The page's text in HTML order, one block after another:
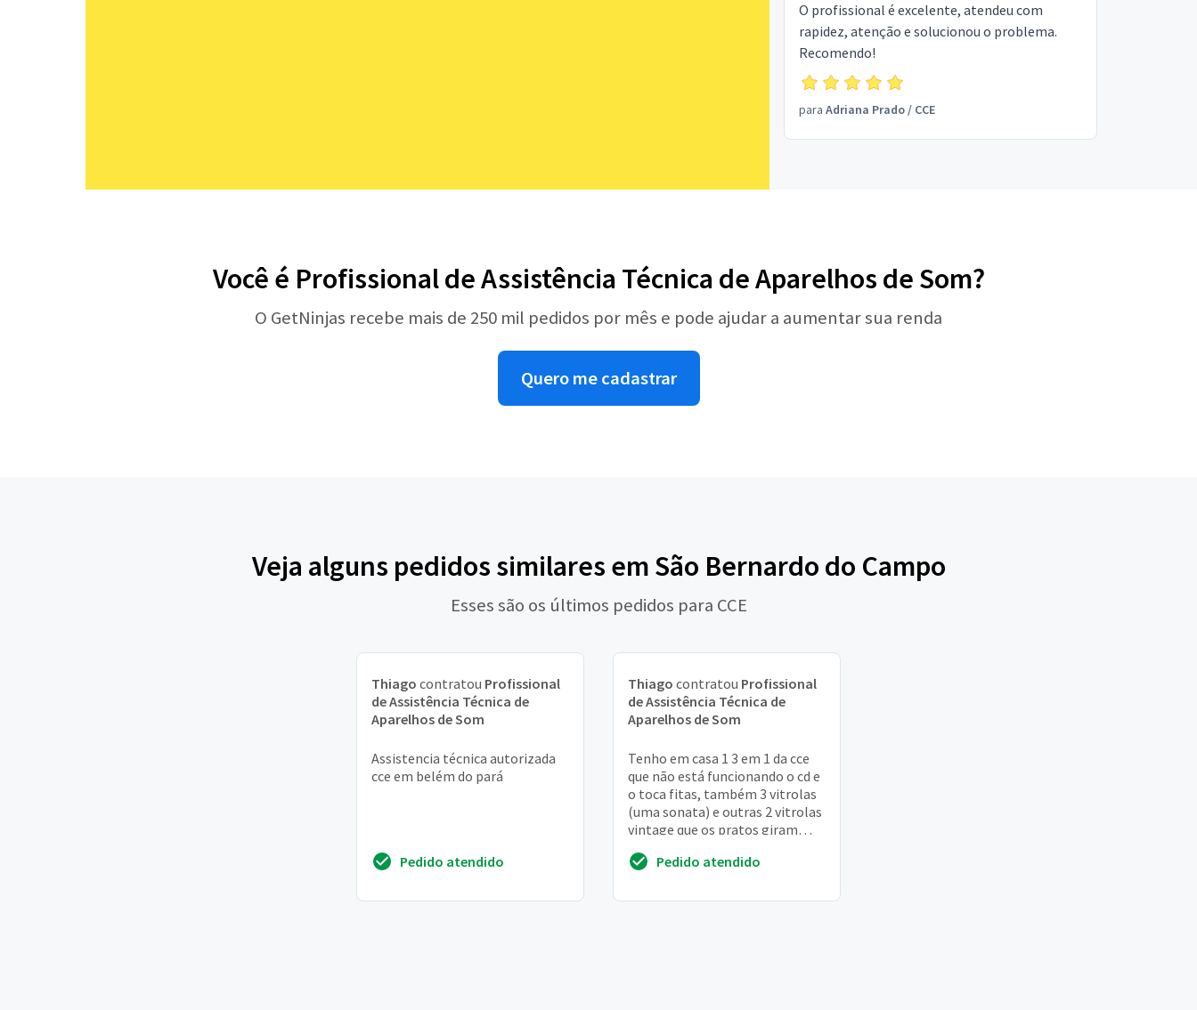
O profissional é excelente, atendeu com
rapidez, atenção e solucionou o problema.
Recomendo!
para Adriana Prado/ CCE
Você é Profissional de Assistência Técnica de Aparelhos de Som?
O GetNinjas recebe mais de 250 mil pedidos por mês e pode ajudar a aumentar sua renda
Quero me cadastrar
Veja alguns pedidos similares em São Bernardo do Campo
Esses são os últimos pedidos para CCE
Thiago contratou Profissional
de Assistência Técnica de
Aparelhos de Som
Assistencia técnica autorizada
cce em belém do pará
Pedido atendido
Thiago contratou Profissional
de Assistência Técnica de
Aparelhos de Som
Tenho em casa 1 3 em 1 da cce
que não está funcionando o cd e
o toca fitas, também 3 vitrolas
(uma sonata) e outras 2 vitrolas
vintage que os pratos giram
Pedido atendido